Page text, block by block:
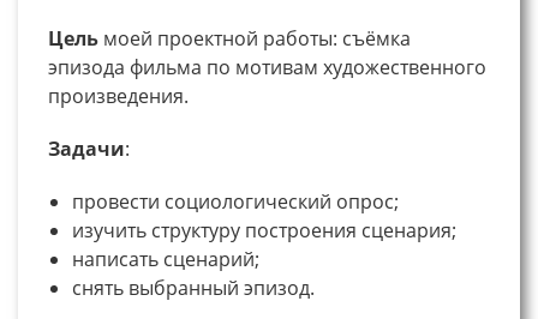
Цель моей проектной работы: cъёмка
эпизода фильма по мотивам художественного
произведения.
Задачи:
провести социологический опрос;
изучить структуру построения сценария;
написать сценарий;
снять выбранный эпизод.